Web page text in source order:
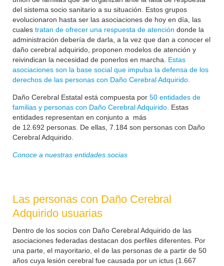
del sistema socio sanitario a su situación. Estos grupos
evolucionaron hasta ser las asociaciones de hoy en día, las
cuales tratan de ofrecer una respuesta de atención donde la
administración debería de darla, a la vez que dan a conocer el
daño cerebral adquirido, proponen modelos de atención y
reivindican la necesidad de ponerlos en marcha. Estas
asociaciones son la base social que impulsa la defensa de los
derechos de las personas con Daño Cerebral Adquirido.
Daño Cerebral Estatal está compuesta por 50 entidades de
familias y personas con Daño Cerebral Adquirido. Estas
entidades representan en conjunto a más
de 12.692 personas. De ellas, 7.184 son personas con Daño
Cerebral Adquirido.
Conoce a nuestras entidades socias
Las personas con Daño Cerebral
Adquirido usuarias
Dentro de los socios con Daño Cerebral Adquirido de las
asociaciones federadas destacan dos perfiles diferentes. Por
una parte, el mayoritario, el de las personas de a partir de 50
años cuya lesión cerebral fue causada por un ictus (1.667